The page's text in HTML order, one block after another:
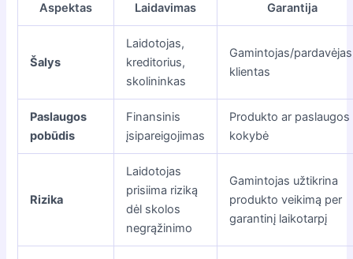
Aspektas Laidavimas Garantija
Šalys
Laidotojas,
kreditorius,
skolininkas
Gamintojas/
klientas
Paslaugos
pobūdis
Finansinis
įsipareigojimas
Produkto ar paslaugos
kokybė
Rizika
Laidotojas
prisiima riziką
dėl skolos
negrąžinimo
Gamintojas užtikrina
produkto veikimą per
garantinį laikotarpį